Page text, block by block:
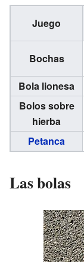
Juego
Bochas
Bola lionesa
Bolos sobre
hierba
Petanca
Las bolas